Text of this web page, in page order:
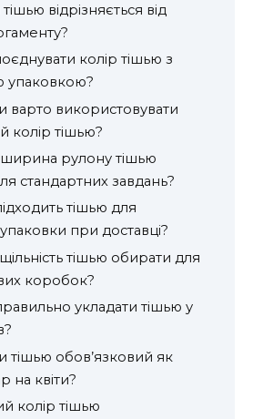
відрізняється від
колір тішью з
упаковкою?
варто використовувати
колір тішью?
рулону тішью
стандартних завдань?
тішью для
при доставці?
тішью обирати для
коробок?
укладати тішью у
тішью обов’язковий як
квіти?
колір тішью